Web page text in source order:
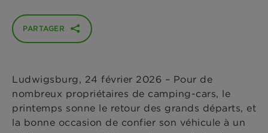
PARTAGER
Ludwigsburg, 24 février 2026 – Pour de
nombreux propriétaires de camping-cars, le
printemps sonne le retour des grands départs, et
la bonne occasion de confier son véhicule à un